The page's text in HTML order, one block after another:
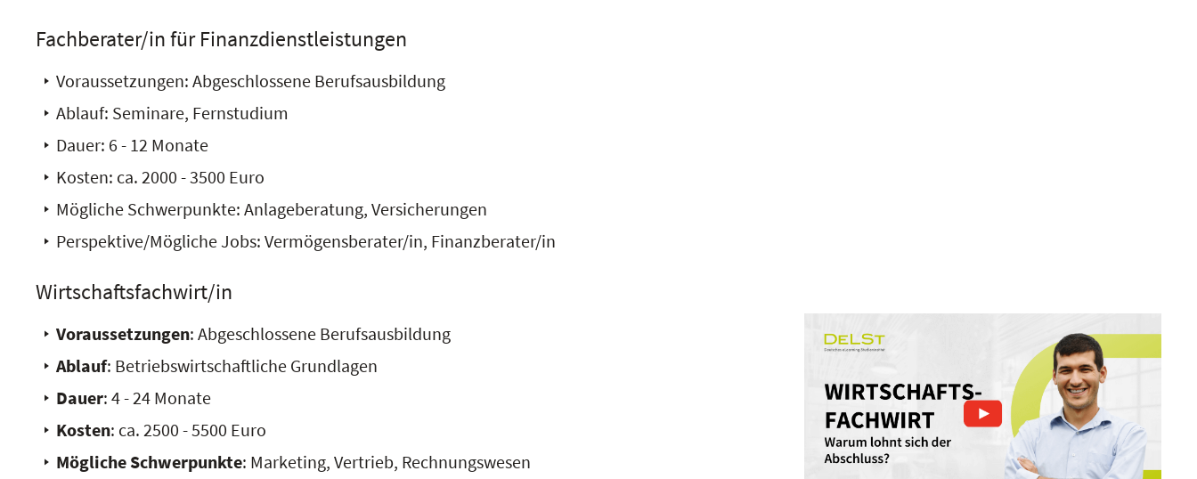
Fachberater/in für Finanzdienstleistungen
Voraussetzungen: Abgeschlossene Berufsausbildung
Ablauf: Seminare, Fernstudium
Dauer: 6 - 12 Monate
Kosten: ca. 2000 - 3500 Euro
Mögliche Schwerpunkte: Anlageberatung, Versicherungen
Perspektive/Mögliche Jobs: Vermögensberater/in, Finanzberater/in
Wirtschaftsfachwirt/in
Voraussetzungen: Abgeschlossene Berufsausbildung
Ablauf: Betriebswirtschaftliche Grundlagen
Dauer: 4 - 24 Monate
Kosten: ca. 2500 - 5500 Euro
Mögliche Schwerpunkte: Marketing, Vertrieb, Rechnungswesen